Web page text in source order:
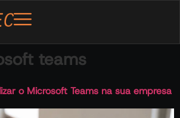
teams
o Microsoft Teams na sua empresa